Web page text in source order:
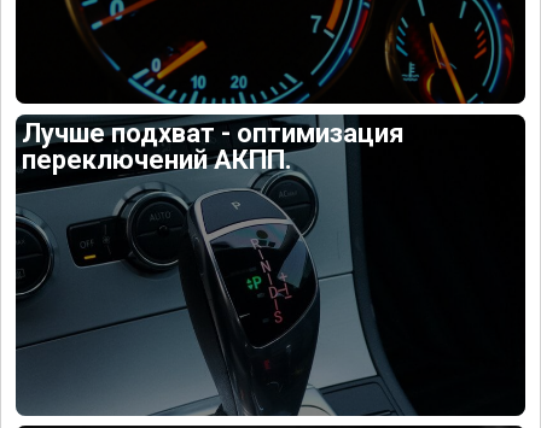
Лучше подхват - оптимизация
переключений АКПП.